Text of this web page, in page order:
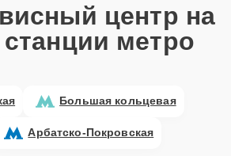
центр на
метро
Большая кольцевая
Арбатско-Покровская